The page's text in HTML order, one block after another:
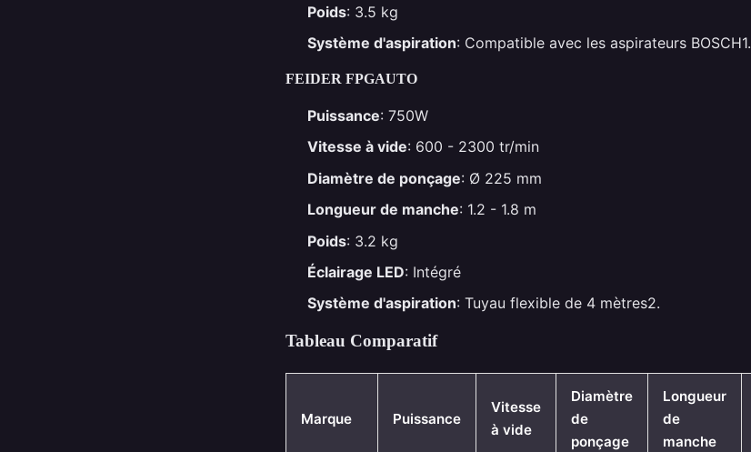
Poids: 3.5 kg
Système d'aspiration: Compatible avec les aspirateurs BOSCH1.
FEIDER FPGAUTO
Puissance: 750W
Vitesse à vide: 600 - 2300 tr/min
Diamètre de ponçage: Ø 225 mm
Longueur de manche: 1.2 - 1.8 m
Poids: 3.2 kg
Éclairage LED: Intégré
Système d'aspiration: Tuyau flexible de 4 mètres2.
Tableau Comparatif
Marque Puissance
Vitesse
à vide
Diamètre
de
ponçage
Longueur
de
manche